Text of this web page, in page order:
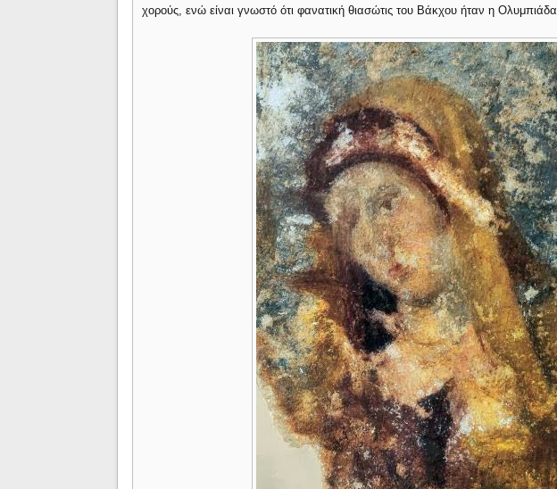
χορούς, ενώ είναι γνωστό ότι φανατική θιασώτις του Βάκχου ήταν η Ολυμπιάδα